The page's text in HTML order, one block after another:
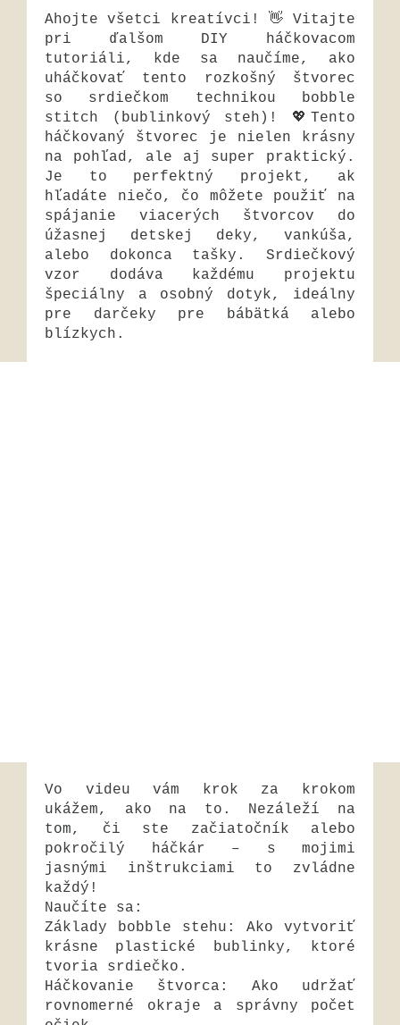
Ahojte všetci kreatívci! 👋 Vitajte
pri ďalšom DIY háčkovacom
tutoriáli, kde sa naučíme, ako
uháčkovať tento rozkošný štvorec
so srdiečkom technikou bobble
stitch (bublinkový steh)! 💖Tento
háčkovaný štvorec je nielen krásny
na pohľad, ale aj super praktický.
Je to perfektný projekt, ak
hľadáte niečo, čo môžete použiť na
spájanie viacerých štvorcov do
úžasnej detskej deky, vankúša,
alebo dokonca tašky. Srdiečkový
vzor dodáva každému projektu
špeciálny a osobný dotyk, ideálny
pre darčeky pre bábätká alebo
blízkych.
Vo videu vám krok za krokom
ukážem, ako na to. Nezáleží na
tom, či ste začiatočník alebo
pokročilý háčkár – s mojimi
jasnými inštrukciami to zvládne
každý!
Naučíte sa:
Základy bobble stehu: Ako vytvoriť
krásne plastické bublinky, ktoré
tvoria srdiečko.
Háčkovanie štvorca: Ako udržať
rovnomerné okraje a správny počet